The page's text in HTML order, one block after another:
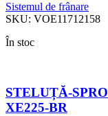
Sistemul de frânare
SKU: VOE11712158
În stoc
STELUȚĂ-
XE225-BR